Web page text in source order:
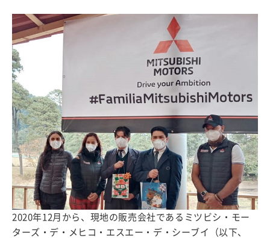
2020年12月から、現地の販売会社であるミツビシ・モー
ターズ・デ・メヒコ・エスエー・デ・シーブイ（以下、